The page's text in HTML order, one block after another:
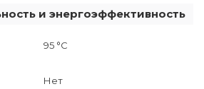
и энергоэффективность
95 °C
Нет